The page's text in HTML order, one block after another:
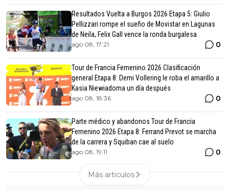
Resultados Vuelta a Burgos 2026 Etapa 5: Giulio
Pellizzari rompe el sueño de Movistar en Lagunas
de Neila, Felix Gall vence la ronda burgalesa
ago 08, 17:21 0
Tour de Francia Femenino 2026 Clasificación
general Etapa 8: Demi Vollering le roba el amarillo a
Kasia Niewiadoma un día después
ago 08, 18:36 0
Parte médico y abandonos Tour de Francia
Femenino 2026 Etapa 8: Ferrand Prevot se marcha
de la carrera y Squiban cae al suelo
ago 08, 19:11 0
Más articulos